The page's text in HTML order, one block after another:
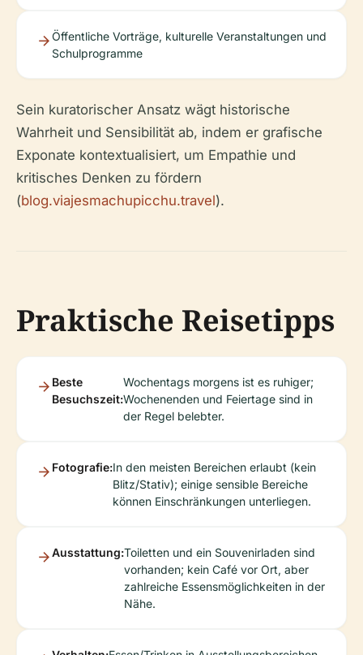
Öffentliche Vorträge, kulturelle Veranstaltungen und
Schulprogramme
Sein kuratorischer Ansatz wägt historische
Wahrheit und Sensibilität ab, indem er grafische
Exponate kontextualisiert, um Empathie und
kritisches Denken zu fördern
(blog.viajesmachupicchu.travel).
Praktische Reisetipps
Beste
Besuchszeit:
Wochentags morgens ist es ruhiger;
Wochenenden und Feiertage sind in
der Regel belebter.
Fotografie:In den meisten Bereichen erlaubt (kein
Blitz/Stativ); einige sensible Bereiche
können Einschränkungen unterliegen.
Ausstattung:Toiletten und ein Souvenirladen sind
vorhanden; kein Café vor Ort, aber
zahlreiche Essensmöglichkeiten in der
Nähe.